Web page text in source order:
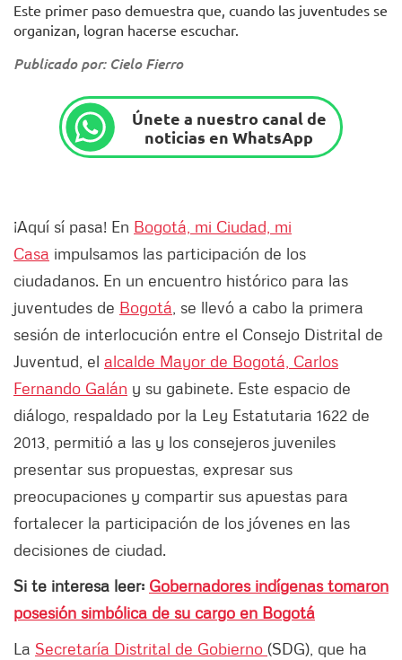
Este primer paso demuestra que, cuando las juventudes se
organizan, logran hacerse escuchar.
Publicado por: Cielo Fierro
Únete a nuestro canal de
noticias en WhatsApp
¡Aquí sí pasa! En Bogotá, mi Ciudad, mi
Casa impulsamos las participación de los
ciudadanos. En un encuentro histórico para las
juventudes de Bogotá , se llevó a cabo la primera
sesión de interlocución entre el Consejo Distrital de
Juventud, el alcalde Mayor de Bogotá, Carlos
Fernando Galán y su gabinete. Este espacio de
diálogo, respaldado por la Ley Estatutaria 1622 de
2013, permitió a las y los consejeros juveniles
presentar sus propuestas, expresar sus
preocupaciones y compartir sus apuestas para
fortalecer la participación de los jóvenes en las
decisiones de ciudad.
Si te interesa leer: Gobernadores indígenas tomaron
posesión simbólica de su cargo en Bogotá
La Secretaría Distrital de Gobierno (SDG), que ha